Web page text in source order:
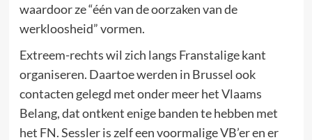
waardoor ze “één van de oorzaken van de
werkloosheid” vormen.
Extreem-rechts wil zich langs Franstalige kant
organiseren. Daartoe werden in Brussel ook
contacten gelegd met onder meer het Vlaams
Belang, dat ontkent enige banden te hebben met
het FN. Sessler is zelf een voormalige VB’er en er